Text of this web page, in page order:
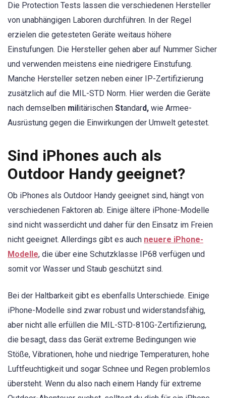
Die Protection Tests lassen die verschiedenen Hersteller
von unabhängigen Laboren durchführen. In der Regel
erzielen die getesteten Geräte weitaus höhere
Einstufungen. Die Hersteller gehen aber auf Nummer Sicher
und verwenden meistens eine niedrigere Einstufung.
Manche Hersteller setzen neben einer IP-Zertifizierung
zusätzlich auf die MIL-STD Norm. Hier werden die Geräte
nach demselben mil itärischen Standard, wie Armee-
Ausrüstung gegen die Einwirkungen der Umwelt getestet.
Sind iPhones auch als
Outdoor Handy geeignet?
Ob iPhones als Outdoor Handy geeignet sind, hängt von
verschiedenen Faktoren ab. Einige ältere iPhone-Modelle
sind nicht wasserdicht und daher für den Einsatz im Freien
nicht geeignet. Allerdings gibt es auch neuere iPhone-
Modelle, die über eine Schutzklasse IP68 verfügen und
somit vor Wasser und Staub geschützt sind.
Bei der Haltbarkeit gibt es ebenfalls Unterschiede. Einige
iPhone-Modelle sind zwar robust und widerstandsfähig,
aber nicht alle erfüllen die MIL-STD-810G-Zertifizierung,
die besagt, dass das Gerät extreme Bedingungen wie
Stöße, Vibrationen, hohe und niedrige Temperaturen, hohe
Luftfeuchtigkeit und sogar Schnee und Regen problemlos
übersteht. Wenn du also nach einem Handy für extreme